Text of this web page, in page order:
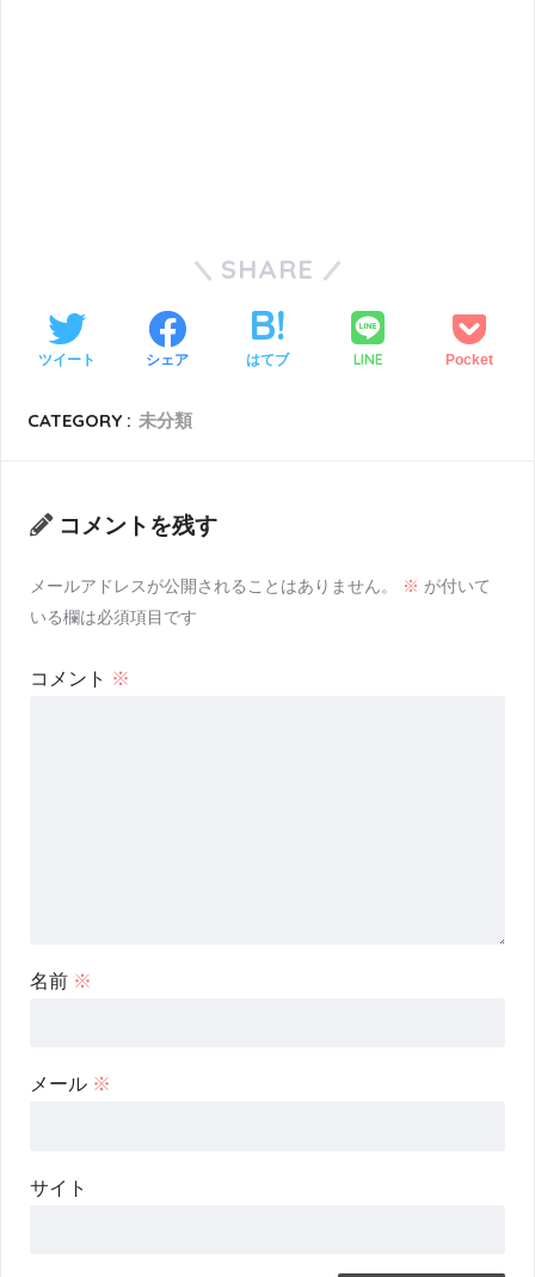
SHARE
ツイート シェア はてブ LINE Pocket
CATEGORY : 未分類
コメントを残す
メールアドレスが公開されることはありません。 ※ が付いて
いる欄は必須項目です
コメント ※
名前 ※
メール ※
サイト